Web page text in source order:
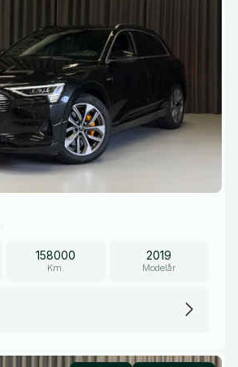
158000
Km.
2019
Modelår